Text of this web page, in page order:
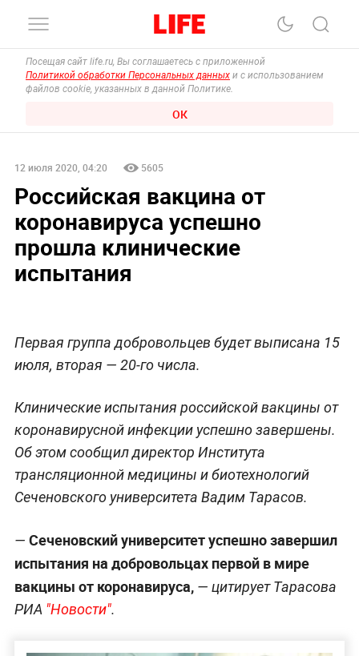
Посещая сайт life.ru, Вы соглашаетесь с приложенной
Политикой обработки Персональных данных и с использованием
файлов cookie, указанных в данной Политике.
ОК
12 июля 2020, 04:20 5605
Российская вакцина от
коронавируса успешно
прошла клинические
испытания
Первая группа добровольцев будет выписана 15
июля, вторая — 20-го числа.
Клинические испытания российской вакцины от
коронавирусной инфекции успешно завершены.
Об этом сообщил директор Института
трансляционной медицины и биотехнологий
Сеченовского университета Вадим Тарасов.
— Сеченовский университет успешно завершил
испытания на добровольцах первой в мире
вакцины от коронавируса,— цитирует Тарасова
РИА "Новости".